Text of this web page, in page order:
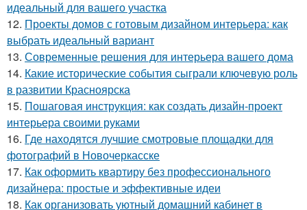
идеальный для вашего участка
12. Проекты домов с готовым дизайном интерьера: как
выбрать идеальный вариант
13. Современные решения для интерьера вашего дома
14. Какие исторические события сыграли ключевую роль
в развитии Красноярска
15. Пошаговая инструкция: как создать дизайн-проект
интерьера своими руками
16. Где находятся лучшие смотровые площадки для
фотографий в Новочеркасске
17. Как оформить квартиру без профессионального
дизайнера: простые и эффективные идеи
18. Как организовать уютный домашний кабинет в